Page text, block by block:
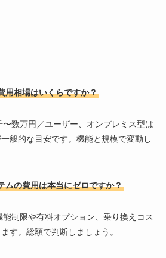
用相場はいくらですか？
数万円／ユーザー、オンプレミス型は
般的な目安です。機能と規模で変動し
ムの費用は本当にゼロですか？
制限や有料オプション、乗り換えコス
す。総額で判断しましょう。